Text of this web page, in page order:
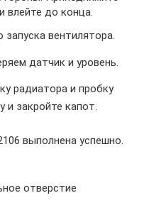
влейте до конца.
вентилятора.
датчик и уровень.
радиатора и пробку
и закройте капот.
выполнена успешно.
отверстие